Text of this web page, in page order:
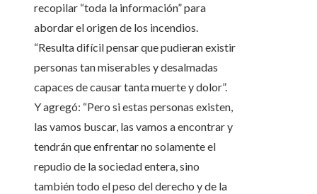
recopilar “toda la información” para
abordar el origen de los incendios.
“Resulta difícil pensar que pudieran existir
personas tan miserables y desalmadas
capaces de causar tanta muerte y dolor”.
Y agregó: “Pero si estas personas existen,
las vamos buscar, las vamos a encontrar y
tendrán que enfrentar no solamente el
repudio de la sociedad entera, sino
también todo el peso del derecho y de la